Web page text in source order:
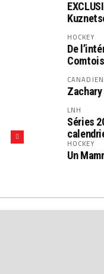
HOCKEY
De
LNH
Séries
HOCKEY
Un